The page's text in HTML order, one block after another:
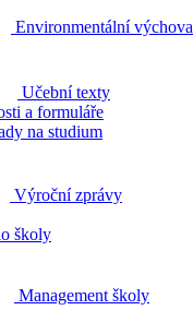
Environmentální výchova
Učební texty
a formuláře
na studium
Výroční zprávy
školy
Management školy